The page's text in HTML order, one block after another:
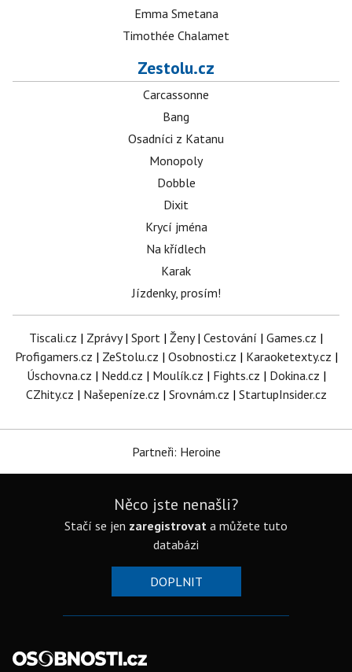
Emma Smetana
Timothée Chalamet
Zestolu.cz
Carcassonne
Bang
Osadníci z Katanu
Monopoly
Dobble
Dixit
Krycí jména
Na křídlech
Karak
Jízdenky, prosím!
Tiscali.cz | Zprávy| Sport | Ženy| Cestování | Games.cz |
Profigamers.cz | ZeStolu.cz | Osobnosti.cz | Karaoketexty.cz |
Úschovna.cz | Nedd.cz | Moulík.cz | Fights.cz | Dokina.cz |
CZhity.cz | Našepeníze.cz | Srovnám.cz | StartupInsider.cz
Partneři: Heroine
Něco jste nenašli?
Stačí se jen zaregistrovat a můžete tuto
databázi
DOPLNIT